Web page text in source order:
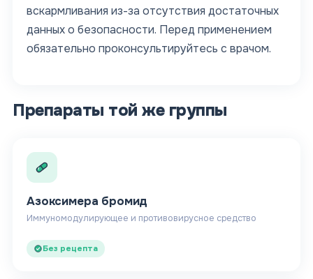
вскармливания из-за отсутствия достаточных
данных о безопасности. Перед применением
обязательно проконсультируйтесь с врачом.
Препараты той же группы
Азоксимера бромид
Иммуномодулирующее и противовирусное средство
Без рецепта